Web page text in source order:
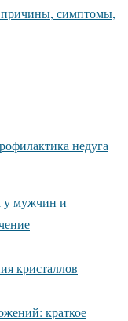
причины, симптомы,
недуга
у мужчин и
кристаллов
краткое